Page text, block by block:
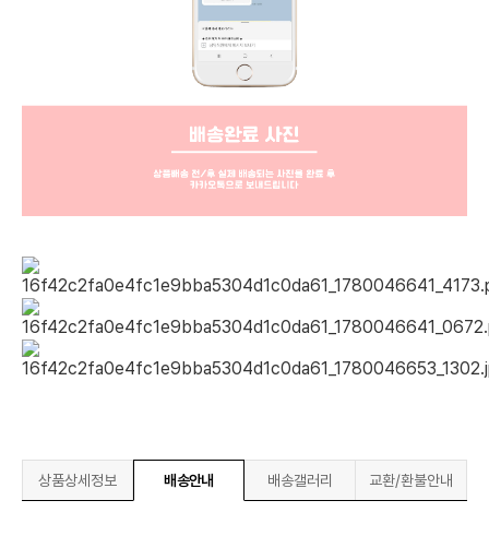
상품상세정보 배송안내 배송갤러리 교환/환불안내